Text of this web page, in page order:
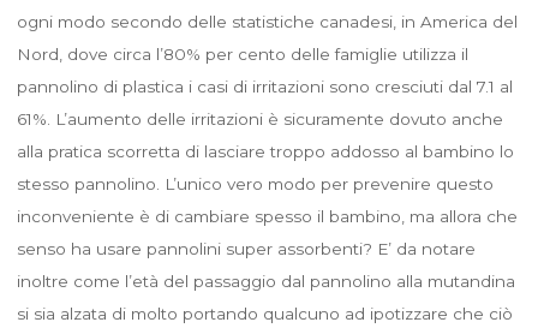
ogni modo secondo delle statistiche canadesi, in America del
Nord, dove circa l’80% per cento delle famiglie utilizza il
pannolino di plastica i casi di irritazioni sono cresciuti dal 7.1 al
61%. L’aumento delle irritazioni è sicuramente dovuto anche
alla pratica scorretta di lasciare troppo addosso al bambino lo
stesso pannolino. L’unico vero modo per prevenire questo
inconveniente è di cambiare spesso il bambino, ma allora che
senso ha usare pannolini super assorbenti? E’ da notare
inoltre come l’età del passaggio dal pannolino alla mutandina
si sia alzata di molto portando qualcuno ad ipotizzare che ciò